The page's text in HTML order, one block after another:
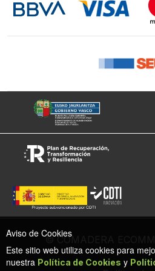
Facebook
© COMADERA
Aviso de Cookies
Este sitio web utiliza cookies para
nuestra Política de Cookies y